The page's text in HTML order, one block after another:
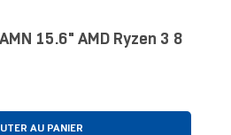
15.6" AMD Ryzen 3 8
AU PANIER